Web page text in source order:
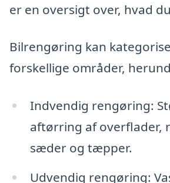
er en oversigt over, hvad
Bilrengøring kan
forskellige områder,
Indvendig rengøring:
aftørring af overflader,
sæder og tæpper.
Udvendig rengøring: